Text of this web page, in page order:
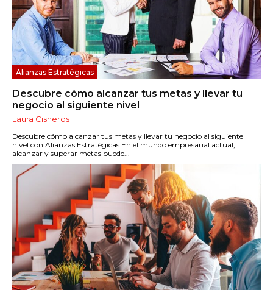
Alianzas Estratégicas
Descubre cómo alcanzar tus metas y llevar tu
negocio al siguiente nivel
Laura Cisneros
Descubre cómo alcanzar tus metas y llevar tu negocio al siguiente
nivel con Alianzas Estratégicas En el mundo empresarial actual,
alcanzar y superar metas puede...